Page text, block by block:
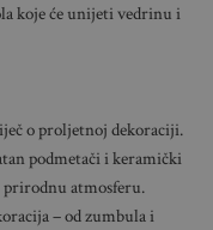
koje će unijeti vedrinu i
o proljetnoj dekoraciji.
podmetači i keramički
atmosferu.
– od zumbula i